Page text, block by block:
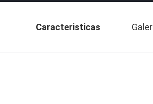
Caracteristicas